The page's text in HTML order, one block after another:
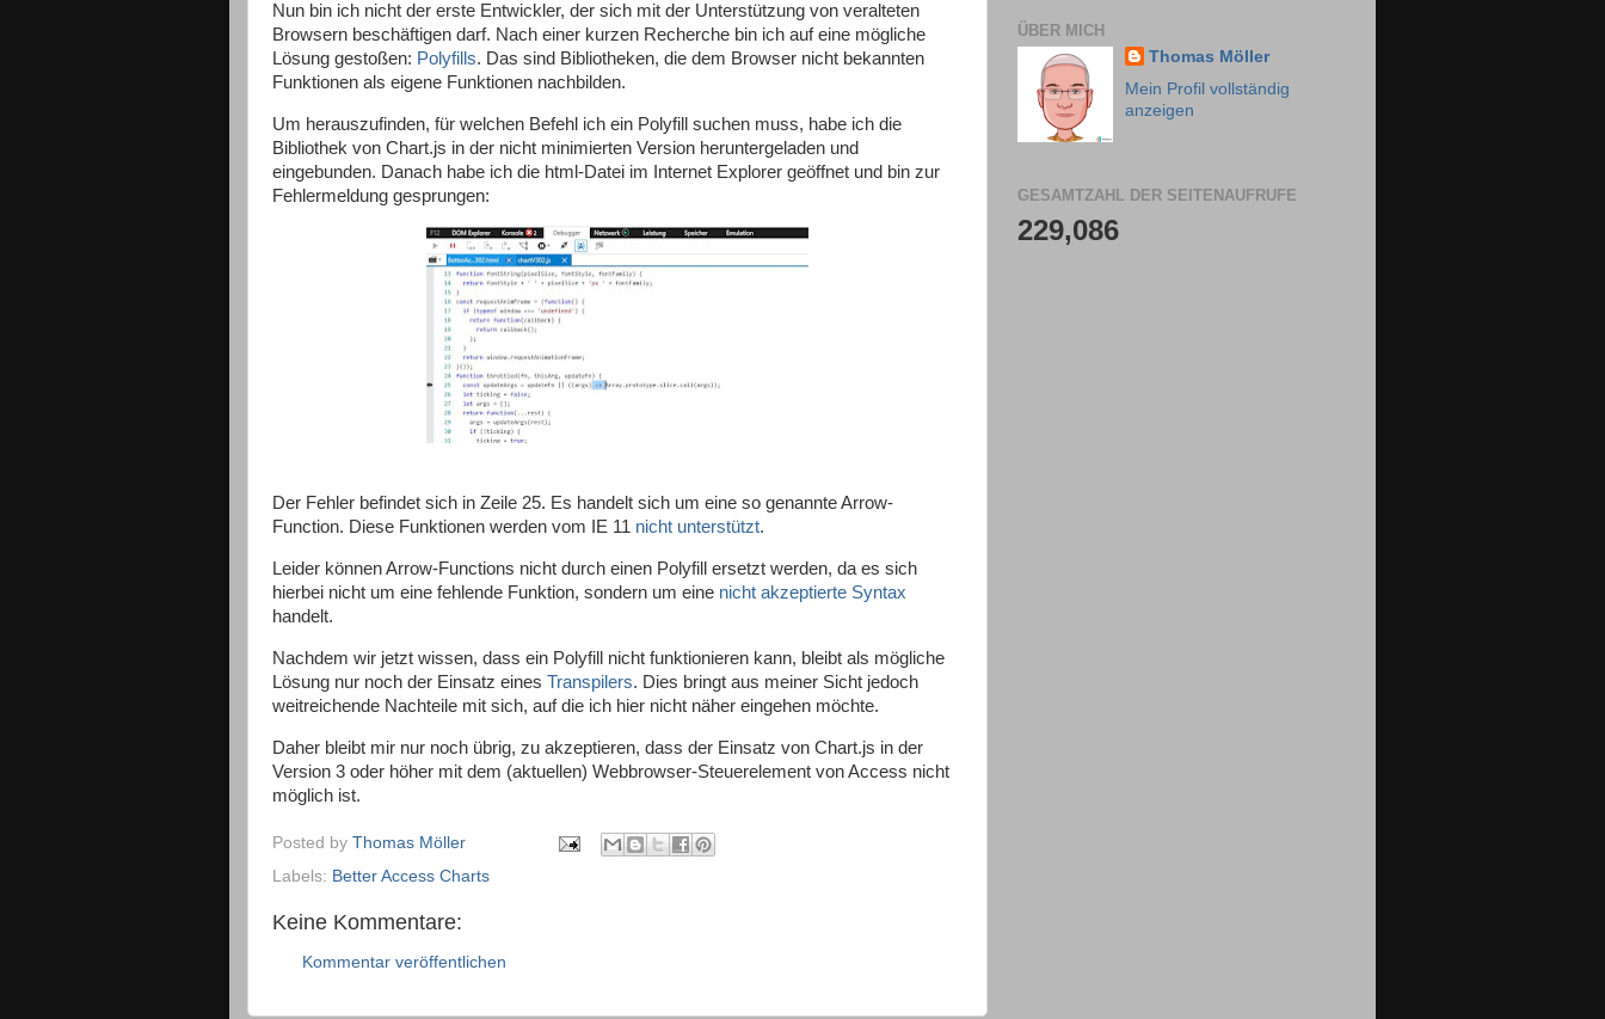
Nun bin ich nicht der erste Entwickler, der sich mit der Unterstützung von veralteten
Browsern beschäftigen darf. Nach einer kurzen Recherche bin ich auf eine mögliche
Lösung gestoßen: Polyfills. Das sind Bibliotheken, die dem Browser nicht bekannten
Funktionen als eigene Funktionen nachbilden.
Um herauszufinden, für welchen Befehl ich ein Polyfill suchen muss, habe ich die
Bibliothek von Chart.js in der nicht minimierten Version heruntergeladen und
eingebunden. Danach habe ich die html-Datei im Internet Explorer geöffnet und bin zur
Fehlermeldung gesprungen:
Der Fehler befindet sich in Zeile 25. Es handelt sich um eine so genannte Arrow-
Function. Diese Funktionen werden vom IE 11 nicht unterstützt.
Leider können Arrow-Functions nicht durch einen Polyfill ersetzt werden, da es sich
hierbei nicht um eine fehlende Funktion, sondern um eine nicht akzeptierte Syntax
handelt.
Nachdem wir jetzt wissen, dass ein Polyfill nicht funktionieren kann, bleibt als mögliche
Lösung nur noch der Einsatz eines Transpilers. Dies bringt aus meiner Sicht jedoch
weitreichende Nachteile mit sich, auf die ich hier nicht näher eingehen möchte.
Daher bleibt mir nur noch übrig, zu akzeptieren, dass der Einsatz von Chart.js in der
Version 3 oder höher mit dem (aktuellen) Webbrowser-Steuerelement von Access nicht
möglich ist.
Posted by Thomas Möller
Labels: Better Access Charts
Keine Kommentare:
Kommentar veröffentlichen
ÜBER MICH
Thomas Möller
Mein Profil vollständig
anzeigen
GESAMTZAHL DER SEITENAUFRUFE
229,086